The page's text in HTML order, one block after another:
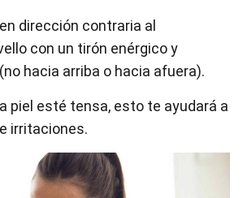
dirección contraria al
con un tirón enérgico y
hacia arriba o hacia afuera).
piel esté tensa, esto te ayudará a
irritaciones.